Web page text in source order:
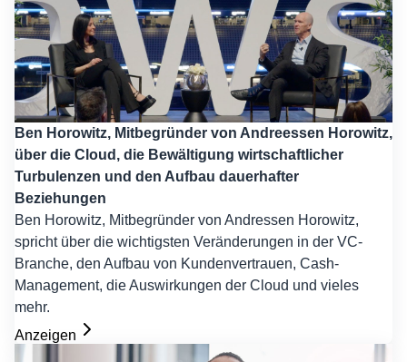
Ben Horowitz, Mitbegründer von Andreessen Horowitz,
über die Cloud, die Bewältigung wirtschaftlicher
Turbulenzen und den Aufbau dauerhafter
Beziehungen
Ben Horowitz, Mitbegründer von Andressen Horowitz,
spricht über die wichtigsten Veränderungen in der VC-
Branche, den Aufbau von Kundenvertrauen, Cash-
Management, die Auswirkungen der Cloud und vieles
mehr.
Anzeigen